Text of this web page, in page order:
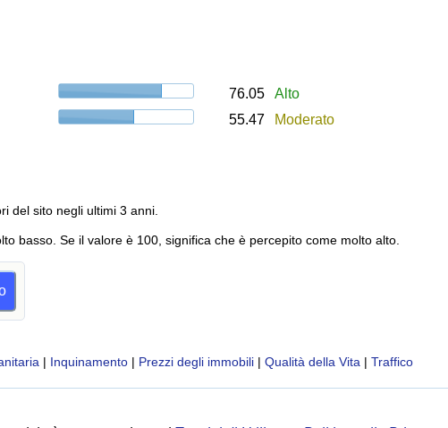
76.05
Alto
55.47 Moderato
del sito negli ultimi 3 anni.
basso. Se il valore è 100, significa che è percepito come molto alto.
| Inquinamento | Prezzi degli immobili | Qualità della Vita | Traffico